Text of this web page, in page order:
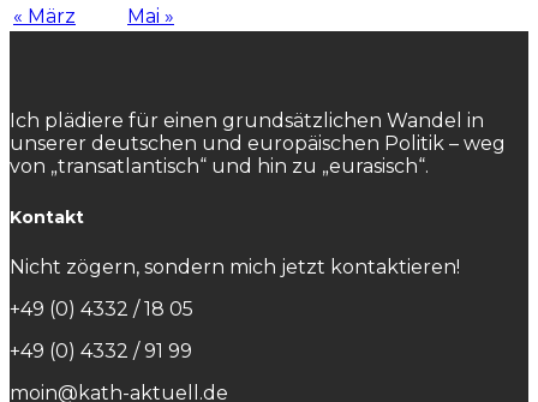
« März Mai »
Ich plädiere für einen grundsätzlichen Wandel in
unserer deutschen und europäischen Politik – weg
von „transatlantisch“ und hin zu „eurasisch“.
Kontakt
Nicht zögern, sondern mich jetzt kontaktieren!
+49 (0) 4332 / 18 05
+49 (0) 4332 / 91 99
moin@kath-aktuell.de